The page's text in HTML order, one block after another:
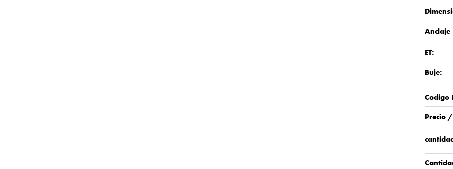
Anclaje
ET:
Buje:
Codigo
Precio